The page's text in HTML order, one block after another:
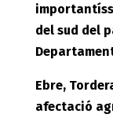
del sud del
Ebre,
afectació